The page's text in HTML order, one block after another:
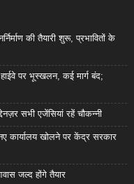
की तैयारी शुरू, प्रभावितों के
पर भूस्खलन, कई मार्ग बंद;
सभी एजेंसियां रहें चौकन्नी
कार्यालय खोलने पर केंद्र सरकार
जल्द होंगे तैयार